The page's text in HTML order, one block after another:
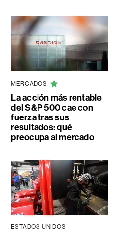
MERCADOS
La acción más rentable
del S&P 500 cae con
fuerza tras sus
resultados: qué
preocupa al mercado
ESTADOS UNIDOS